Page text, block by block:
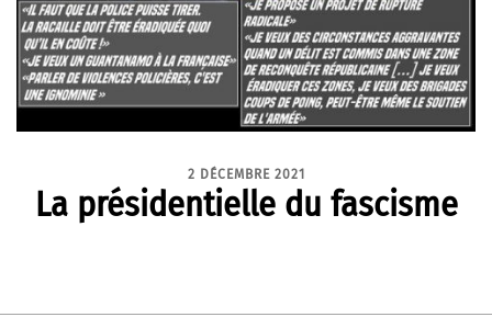
2 DÉCEMBRE 2021
La présidentielle du fascisme